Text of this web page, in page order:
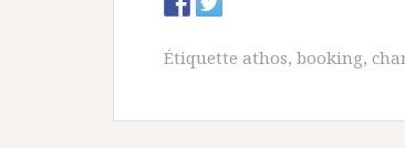
Étiquette athos, booking,